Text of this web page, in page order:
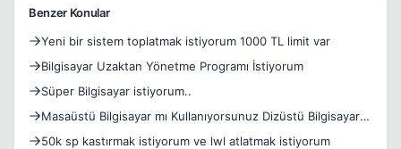
Benzer Konular
Yeni bir sistem toplatmak istiyorum 1000 TL limit var
Bilgisayar Uzaktan Yönetme Programı İstiyorum
Süper Bilgisayar istiyorum..
Masaüstü Bilgisayar mı Kullanıyorsunuz Dizüstü Bilgisayar
mı
50k sp kastırmak istiyorum ve lwl atlatmak istiyorum